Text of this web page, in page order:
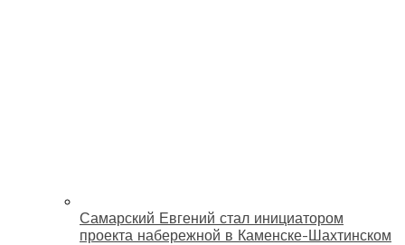
Самарский Евгений стал инициатором
проекта набережной в Каменске-Шахтинском